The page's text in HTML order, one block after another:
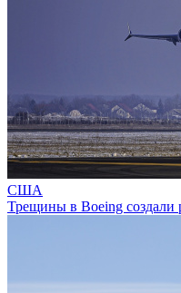
США
Трещины в Boeing создали